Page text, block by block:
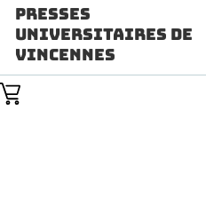
Presses
Universitaires de
Vincennes